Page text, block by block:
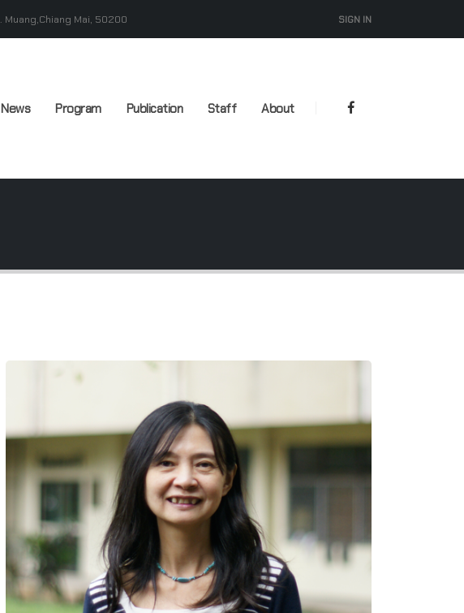
Muang,Chiang Mai, 50200 SIGN IN
News Program Publication Staff About